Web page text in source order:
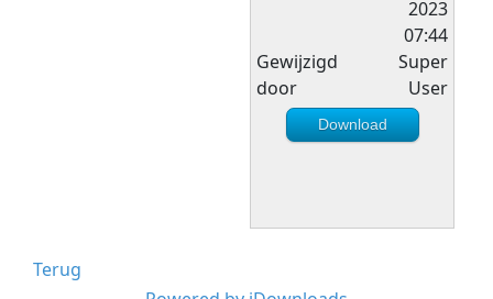
2023
07:44
Gewijzigd
door
Super
User
Download
Terug